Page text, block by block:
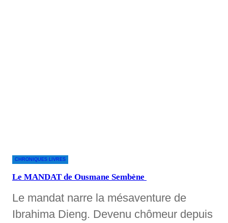
CHRONIQUES LIVRES
Le MANDAT de Ousmane Sembène
Le mandat narre la mésaventure de
Ibrahima Dieng. Devenu chômeur depuis